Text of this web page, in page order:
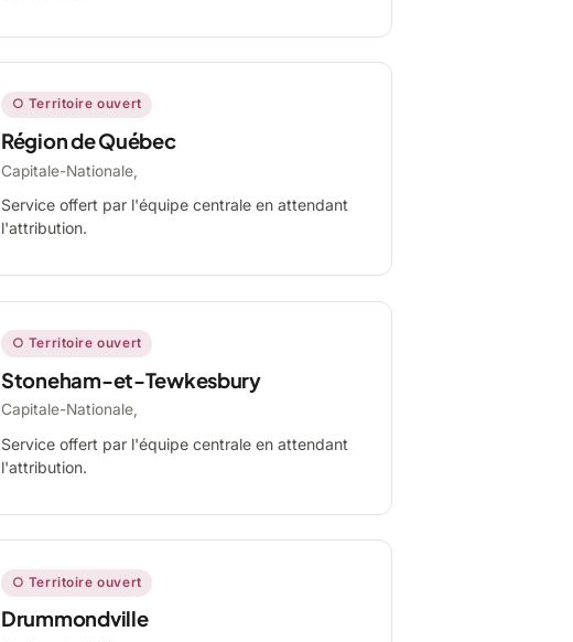
○ Territoire ouvert
Région de Québec
Capitale-Nationale,
Service offert par l'équipe centrale en attendant
l'attribution.
○ Territoire ouvert
Stoneham-et-Tewkesbury
Capitale-Nationale,
Service offert par l'équipe centrale en attendant
l'attribution.
○ Territoire ouvert
Drummondville